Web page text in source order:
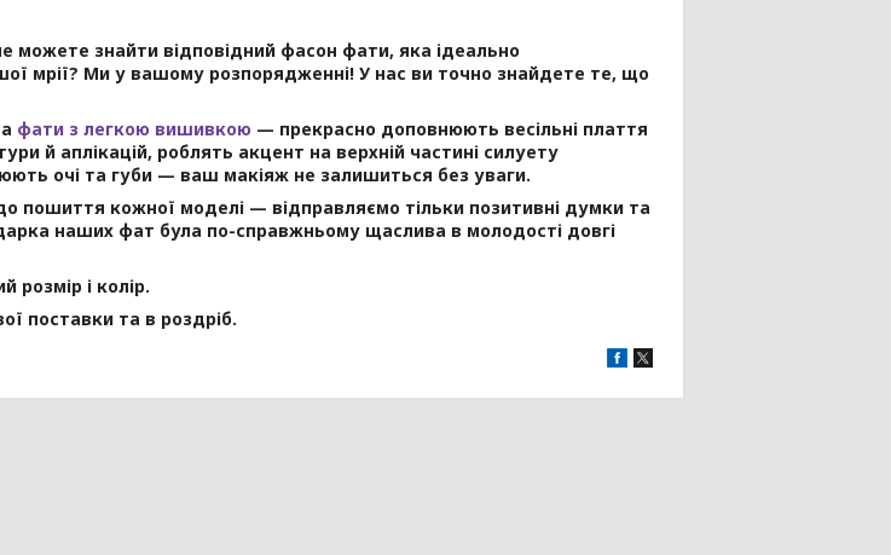
можете знайти відповідний фасон фати, яка ідеально
мрії? Ми у вашому розпорядженні! У нас ви точно знайдете те, що
фати з легкою вишивкою — прекрасно доповнюють весільні плаття
й аплікацій, роблять акцент на верхній частині силуету
очі та губи — ваш макіяж не залишиться без уваги.
пошиття кожної моделі — відправляємо тільки позитивні думки та
наших фат була по-справжньому щаслива в молодості довгі
розмір і колір.
поставки та в роздріб.